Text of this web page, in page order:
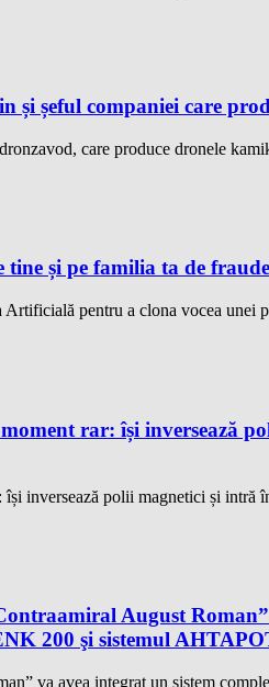
șeful companiei care
care produce dronele
tine și pe familia ta de
pentru a clona vocea unei
rar: își inversează
își inversează polii magnetici și
August
200 şi sistemul
va avea integrat un sistem